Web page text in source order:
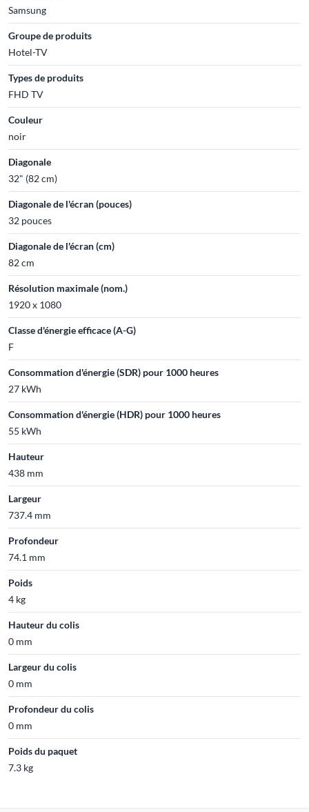
Samsung
Groupe de produits
Hotel-TV
Types de produits
FHD TV
Couleur
noir
Diagonale
32" (82 cm)
Diagonale de l'écran (pouces)
32 pouces
Diagonale de l'écran (cm)
82 cm
Résolution maximale (nom.)
1920 x 1080
Classe d'énergie efficace (A-G)
F
Consommation d'énergie (SDR) pour 1000 heures
27 kWh
Consommation d'énergie (HDR) pour 1000 heures
55 kWh
Hauteur
438 mm
Largeur
737.4 mm
Profondeur
74.1 mm
Poids
4 kg
Hauteur du colis
0 mm
Largeur du colis
0 mm
Profondeur du colis
0 mm
Poids du paquet
7.3 kg